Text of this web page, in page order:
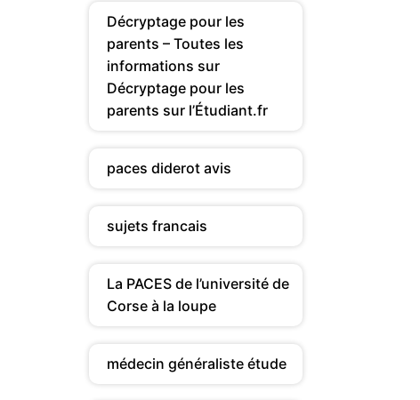
Décryptage pour les
parents – Toutes les
informations sur
Décryptage pour les
parents sur l’Étudiant.fr
paces diderot avis
sujets francais
La PACES de l’université de
Corse à la loupe
médecin généraliste étude